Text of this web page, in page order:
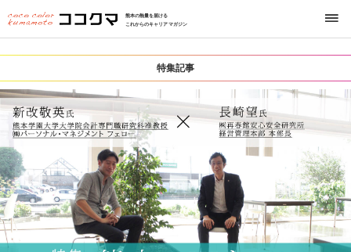
熊本の熱量を届ける
これからのキャリアマガジン
特集記事